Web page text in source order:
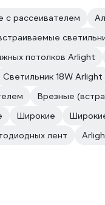
с рассеивателем
потолков Arlight
Светильник 18W Arlight
Врезные
Широкие
лент